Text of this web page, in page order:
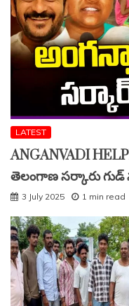
LATEST
ANGANVADI
తెలంగాణ సర్కారు గుడ్
3 July 2025 1 min read